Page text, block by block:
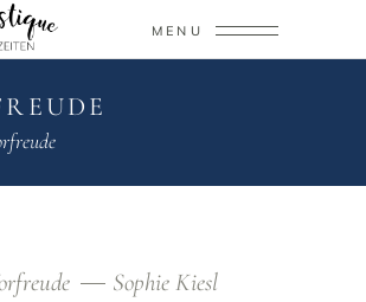
MENU
Sophie Kiesl